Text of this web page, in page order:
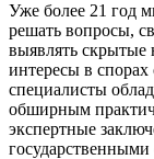
Уже более 21 год
решать вопросы,
выявлять скрытые
интересы в
специалисты
обширным
экспертные
государственными